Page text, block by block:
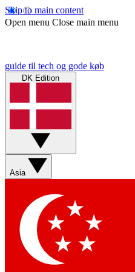
Skip to main content
Open menu Close main menu
guide til tech og gode køb
DK Edition
Asia